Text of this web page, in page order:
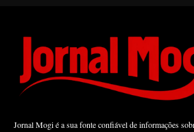
Jornal Mogi é a sua fonte confiável de informações